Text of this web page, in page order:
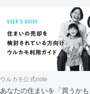
ウルカモ公式note
あなたの住まいを「買うか